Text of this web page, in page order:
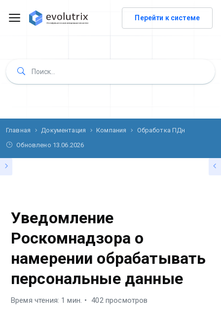
Перейти к системе
Главная Документация Компания
Обработка ПДн
Обновлено 13.06.2026
Уведомление
Роскомнадзора о
намерении обрабатывать
персональные данные
Время чтения: 1 мин. 402 просмотров